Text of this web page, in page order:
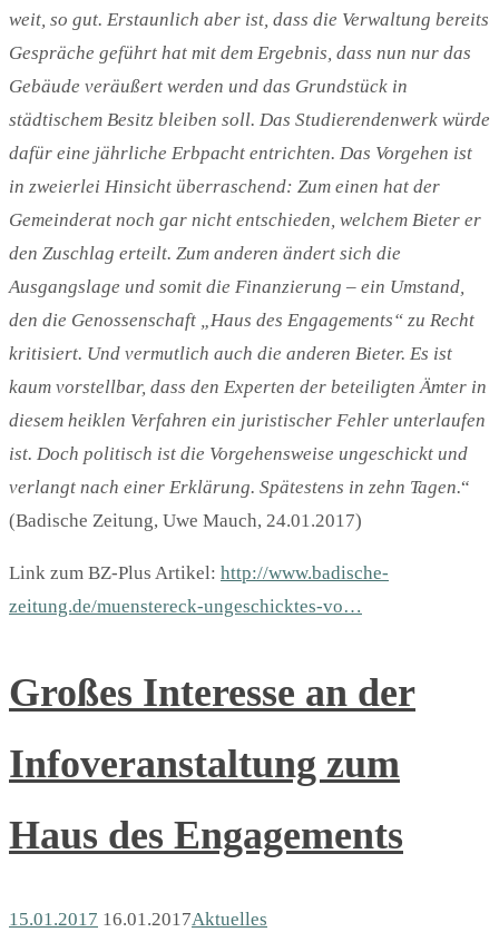
weit, so gut. Erstaunlich aber ist, dass die Verwaltung bereits
Gespräche geführt hat mit dem Ergebnis, dass nun nur das
Gebäude veräußert werden und das Grundstück in
städtischem Besitz bleiben soll. Das Studierendenwerk würde
dafür eine jährliche Erbpacht entrichten. Das Vorgehen ist
in zweierlei Hinsicht überraschend: Zum einen hat der
Gemeinderat noch gar nicht entschieden, welchem Bieter er
den Zuschlag erteilt. Zum anderen ändert sich die
Ausgangslage und somit die Finanzierung – ein Umstand,
den die Genossenschaft „Haus des Engagements“ zu Recht
kritisiert. Und vermutlich auch die anderen Bieter. Es ist
kaum vorstellbar, dass den Experten der beteiligten Ämter in
diesem heiklen Verfahren ein juristischer Fehler unterlaufen
ist. Doch politisch ist die Vorgehensweise ungeschickt und
verlangt nach einer Erklärung. Spätestens in zehn Tagen.“
(Badische Zeitung, Uwe Mauch, 24.01.2017)
Link zum BZ-Plus Artikel: http://www.badische-
zeitung.de/muenstereck-ungeschicktes-vo…
Großes Interesse an der
Infoveranstaltung zum
Haus des Engagements
15.01.2017 16.01.2017Aktuelles